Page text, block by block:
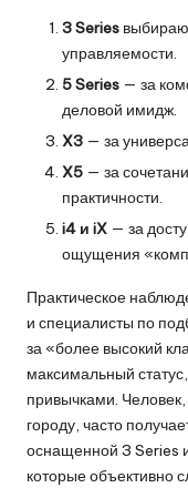
3 Series
управляемости.
5 Series — за
деловой имидж.
X3 — за
X5 — за
практичности.
i4 и iX — за
ощущения
Практическое
и специалисты по
за «более высокий
максимальный
привычками.
городу, часто
оснащенной 3 Series
которые объективно